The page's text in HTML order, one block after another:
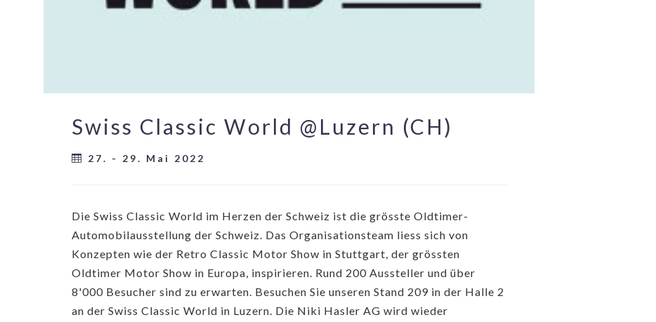
Swiss Classic World @Luzern (CH)
27. - 29. Mai 2022
Die Swiss Classic World im Herzen der Schweiz ist die grösste Oldtimer-
Automobilausstellung der Schweiz. Das Organisationsteam liess sich von
Konzepten wie der Retro Classic Motor Show in Stuttgart, der grössten
Oldtimer Motor Show in Europa, inspirieren. Rund 200 Aussteller und über
8'000 Besucher sind zu erwarten. Besuchen Sie unseren Stand 209 in der Halle 2
an der Swiss Classic World in Luzern. Die Niki Hasler AG wird wieder